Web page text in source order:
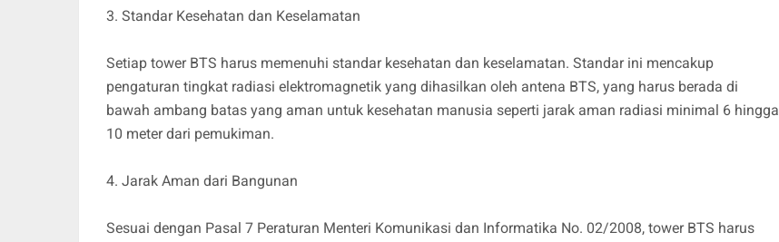
3. Standar Kesehatan dan Keselamatan
Setiap tower BTS harus memenuhi standar kesehatan dan keselamatan. Standar ini mencakup
pengaturan tingkat radiasi elektromagnetik yang dihasilkan oleh antena BTS, yang harus berada di
bawah ambang batas yang aman untuk kesehatan manusia seperti jarak aman radiasi minimal 6 hingga
10 meter dari pemukiman.
4. Jarak Aman dari Bangunan
Sesuai dengan Pasal 7 Peraturan Menteri Komunikasi dan Informatika No. 02/2008, tower BTS harus